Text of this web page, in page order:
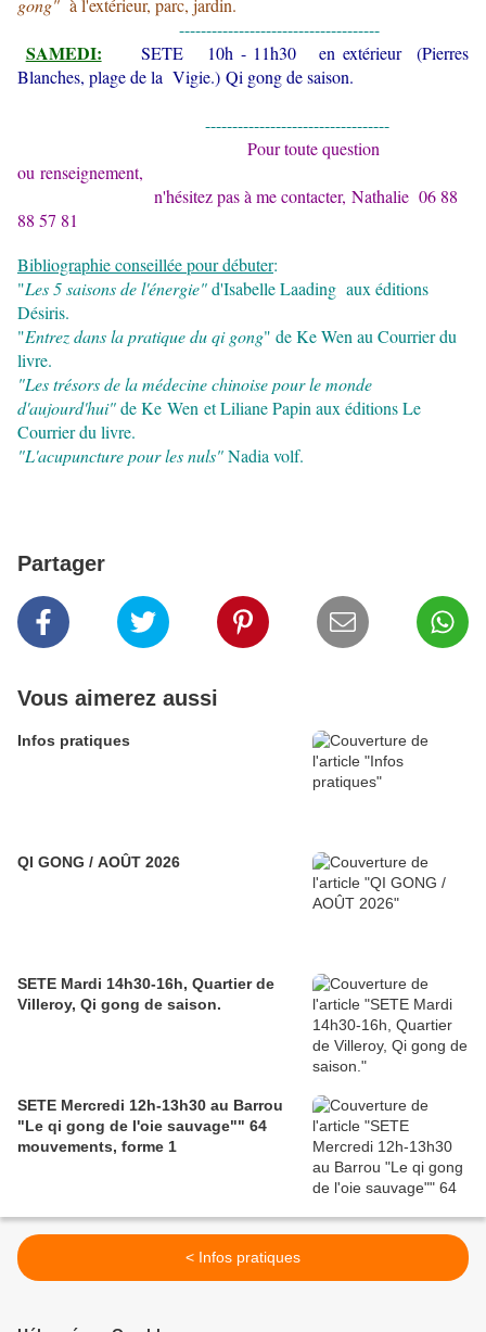
gong" à l'extérieur, parc, jardin.
-------------------------------------
SAMEDI:
SETE 10h - 11h30 en extérieur (Pierres
Blanches, plage de la Vigie.) Qi gong de saison.
----------------------------------
Pour toute question
ou renseignement,
n'hésitez pas à me contacter, Nathalie 06 88
88 57 81
Bibliographie conseillée pour débuter:
"Les 5 saisons de l'énergie"d'Isabelle Laading aux éditions
Désiris.
"Entrez dans la pratique du qi gong" de Ke Wen au Courrier du
livre.
"Les trésors de la médecine chinoise pour le monde
d'aujourd'hui"de Ke Wen et Liliane Papin aux éditions Le
Courrier du livre.
"L'acupuncture pour les nuls"Nadia volf.
Partager
Vous aimerez aussi
Infos pratiques
QI GONG / AOÛT 2026
SETE Mardi 14h30-16h, Quartier de
Villeroy, Qi gong de saison.
SETE Mercredi 12h-13h30 au Barrou
"Le qi gong de l'oie sauvage"" 64
mouvements, forme 1
< Infos pratiques